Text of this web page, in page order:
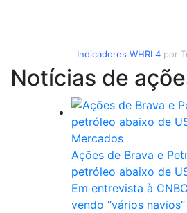
Indicadores WHRL4 por
Notícias de
Mercados
Ações de Brava e
petróleo abaixo de
Em entrevista à
vendo “vários